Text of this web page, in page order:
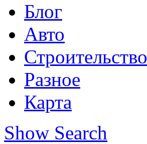
Блог
Авто
Строительство
Разное
Карта
Show Search